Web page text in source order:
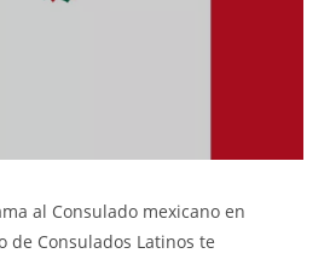
al Consulado mexicano en
de Consulados Latinos te